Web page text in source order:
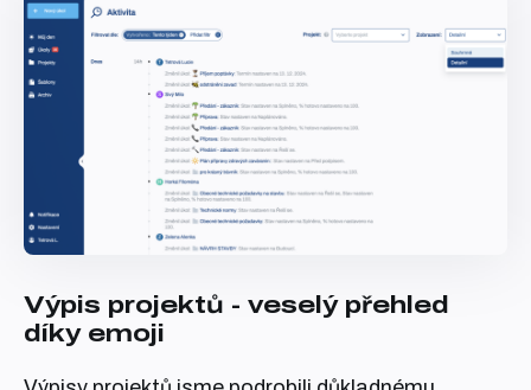
Výpis projektů - veselý přehled
díky emoji